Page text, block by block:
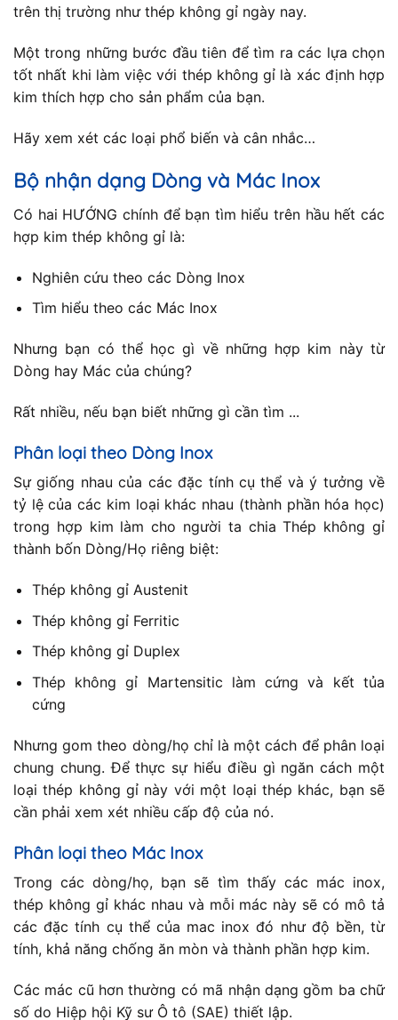
trên thị trường như thép không gỉ ngày nay.
Một trong những bước đầu tiên để tìm ra các lựa chọn
tốt nhất khi làm việc với thép không gỉ là xác định hợp
kim thích hợp cho sản phẩm của bạn.
Hãy xem xét các loại phổ biến và cân nhắc…
Bộ nhận dạng Dòng và Mác Inox
Có hai HƯỚNG chính để bạn tìm hiểu trên hầu hết các
hợp kim thép không gỉ là:
Nghiên cứu theo các Dòng Inox
Tìm hiểu theo các Mác Inox
Nhưng bạn có thể học gì về những hợp kim này từ
Dòng hay Mác của chúng?
Rất nhiều, nếu bạn biết những gì cần tìm ...
Phân loại theo Dòng Inox
Sự giống nhau của các đặc tính cụ thể và ý tưởng về
tỷ lệ của các kim loại khác nhau (thành phần hóa học)
trong hợp kim làm cho người ta chia Thép không gỉ
thành bốn Dòng/Họ riêng biệt:
Thép không gỉ Austenit
Thép không gỉ Ferritic
Thép không gỉ Duplex
Thép không gỉ Martensitic làm cứng và kết tủa
cứng
Nhưng gom theo dòng/họ chỉ là một cách để phân loại
chung chung. Để thực sự hiểu điều gì ngăn cách một
loại thép không gỉ này với một loại thép khác, bạn sẽ
cần phải xem xét nhiều cấp độ của nó.
Phân loại theo Mác Inox
Trong các dòng/họ, bạn sẽ tìm thấy các mác inox,
thép không gỉ khác nhau và mỗi mác này sẽ có mô tả
các đặc tính cụ thể của mac inox đó như độ bền, từ
tính, khả năng chống ăn mòn và thành phần hợp kim.
Các mác cũ hơn thường có mã nhận dạng gồm ba chữ
số do Hiệp hội Kỹ sư Ô tô (SAE) thiết lập.